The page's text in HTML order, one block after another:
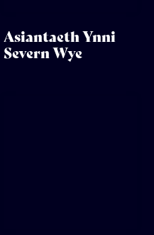
Asiantaeth Ynni
Severn Wye